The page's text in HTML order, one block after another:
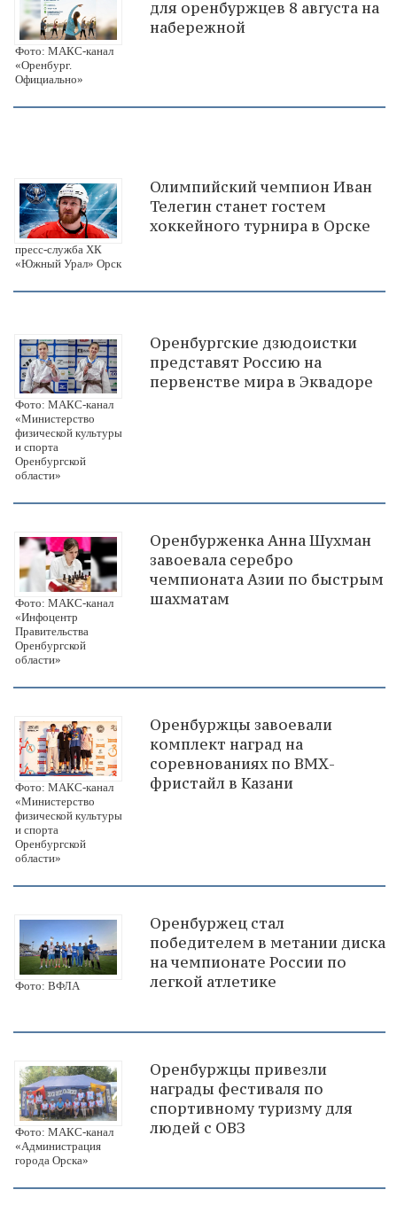
Фото: МАКС-канал
«Оренбург.
Официально»
для оренбуржцев 8 августа на
набережной
пресс-служба ХК
«Южный Урал» Орск
Олимпийский чемпион Иван
Телегин станет гостем
хоккейного турнира в Орске
Фото: МАКС-канал
«Министерство
физической культуры
и спорта
Оренбургской
области»
Оренбургские дзюдоистки
представят Россию на
первенстве мира в Эквадоре
Фото: МАКС-канал
«Инфоцентр
Правительства
Оренбургской
области»
Оренбурженка Анна Шухман
завоевала серебро
чемпионата Азии по быстрым
шахматам
Фото: МАКС-канал
«Министерство
физической культуры
и спорта
Оренбургской
области»
Оренбуржцы завоевали
комплект наград на
соревнованиях по ВМХ-
фристайл в Казани
Фото: ВФЛА
Оренбуржец стал
победителем в метании диска
на чемпионате России по
легкой атлетике
Фото: МАКС-канал
«Администрация
города Орска»
Оренбуржцы привезли
награды фестиваля по
спортивному туризму для
людей с ОВЗ